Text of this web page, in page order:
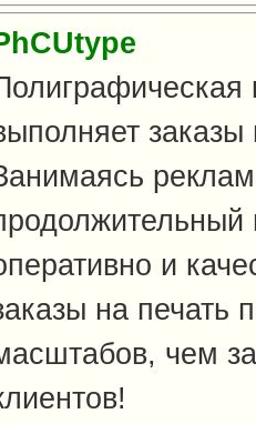
заказы
и
на печать
чем